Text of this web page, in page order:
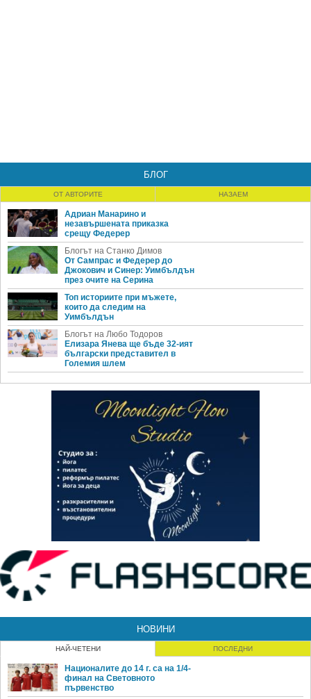
БЛОГ
ОТ АВТОРИТЕ НАЗАЕМ
Адриан Манарино и
незавършената приказка
срещу Федерер
Блогът на Станко Димов
От Сампрас и Федерер до
Джокович и Синер: Уимбълдън
през очите на Серина
Топ историите при мъжете,
които да следим на
Уимбълдън
Блогът на Любо Тодоров
Елизара Янева ще бъде 32-ият
български представител в
Големия шлем
НОВИНИ
НАЙ-ЧЕТЕНИ ПОСЛЕДНИ
Националите до 14 г. са на 1/4-
финал на Световното
първенство